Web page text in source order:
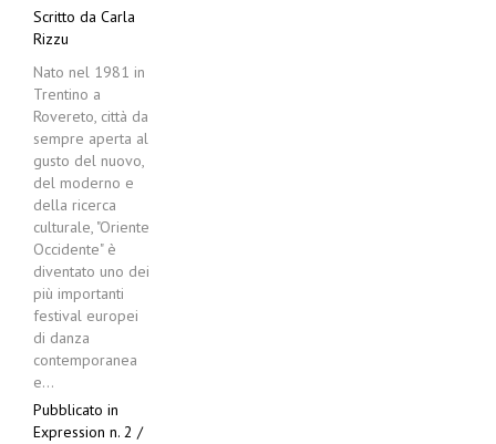
Scritto da Carla
Rizzu
Nato nel 1981 in
Trentino a
Rovereto, città da
sempre aperta al
gusto del nuovo,
del moderno e
della ricerca
culturale, "Oriente
Occidente" è
diventato uno dei
più importanti
festival europei
di danza
contemporanea
e…
Pubblicato in
Expression n. 2 /